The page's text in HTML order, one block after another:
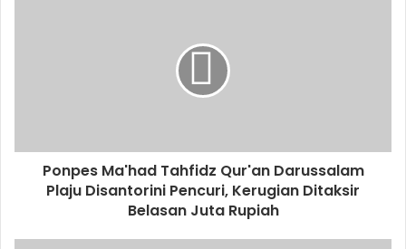
Ponpes Ma'had Tahfidz Qur'an Darussalam
Plaju Disantorini Pencuri, Kerugian Ditaksir
Belasan Juta Rupiah